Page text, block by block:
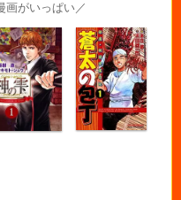
画がいっぱい／